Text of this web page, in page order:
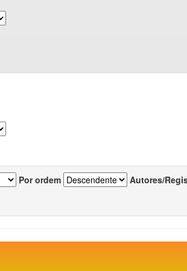
Por ordem Autores/